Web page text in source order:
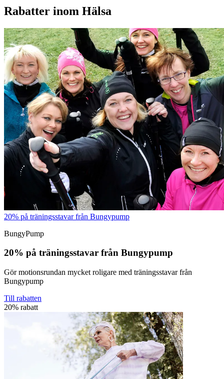
Rabatter inom Hälsa
20% på träningsstavar från Bungypump
BungyPump
20% på träningsstavar från Bungypump
Gör motionsrundan mycket roligare med träningsstavar från
Bungypump
Till rabatten
20% rabatt